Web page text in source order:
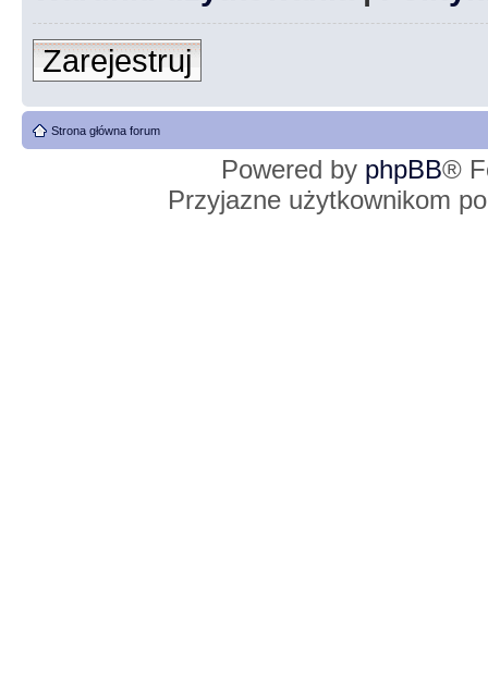
Zarejestruj
Strona główna forum
Powered by phpBB®
Przyjazne użytkownikom